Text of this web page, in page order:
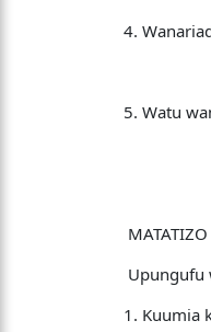
4.
5. Watu
MATATIZO
Upungufu
1. Kuumia